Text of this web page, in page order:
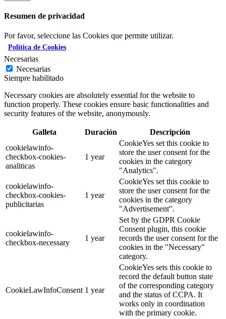
Resumen de privacidad
Por favor, seleccione las Cookies que permite utilizar.
Política de Cookies
Necesarias
Necesarias
Siempre habilitado
Necessary cookies are absolutely essential for the website to
function properly. These cookies ensure basic functionalities and
security features of the website, anonymously.
Galleta Duración
Descripción
cookielawinfo-
checkbox-cookies-
analiticas
1 year
CookieYes set this cookie to
store the user consent for the
cookies in the category
"Analytics".
cookielawinfo-
checkbox-cookies-
publicitarias
1 year
CookieYes set this cookie to
store the user consent for the
cookies in the category
"Advertisement".
cookielawinfo-
checkbox-necessary
1 year
Set by the GDPR Cookie
Consent plugin, this cookie
records the user consent for the
cookies in the "Necessary"
category.
CookieLawInfoConsent 1 year
CookieYes sets this cookie to
record the default button state
of the corresponding category
and the status of CCPA. It
works only in coordination
with the primary cookie.